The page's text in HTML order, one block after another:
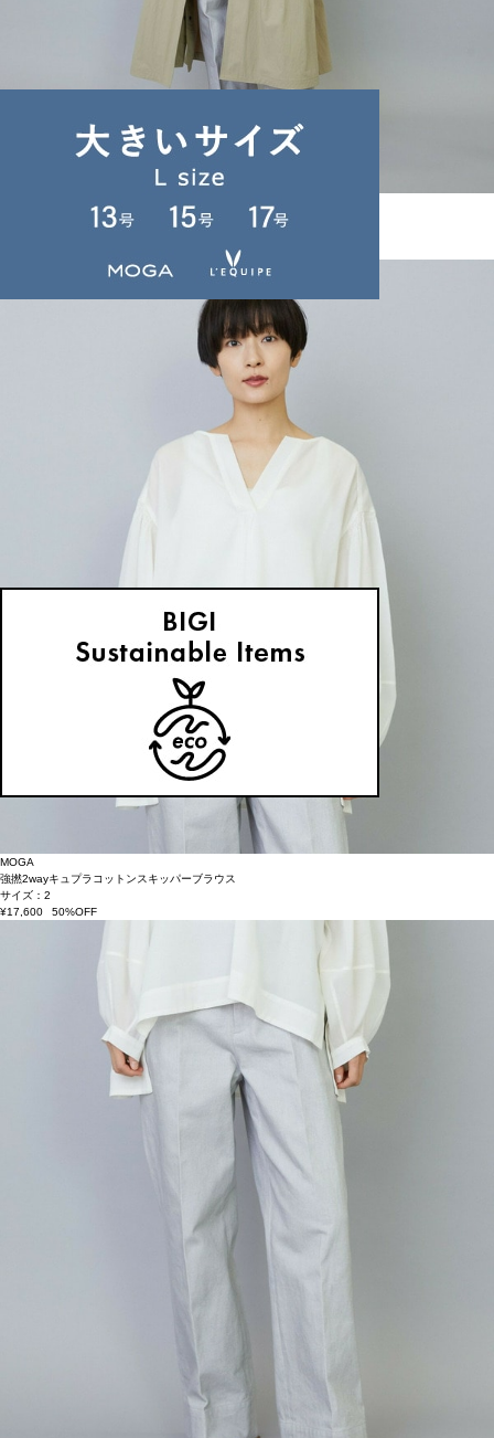
ナイロンタスランステンカラーコート
MOGA
強撚2wayキュプラコットンスキッパーブラウス
サイズ：2
¥17,600
50%OFF